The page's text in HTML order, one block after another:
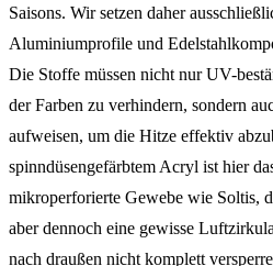
Saisons. Wir setzen daher
Aluminiumprofile und
Die Stoffe müssen nicht nur UV-
der Farben zu verhindern, sondern
aufweisen, um die Hitze effektiv
spinndüsengefärbtem Acryl ist hier
mikroperforierte Gewebe wie Soltis,
aber dennoch eine gewisse
nach draußen nicht komplett